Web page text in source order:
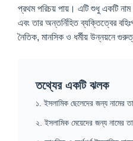
প্রথম পরিচয় পায়। এটি শুধু একটি নাম
এবং তার অন্তর্নিহিত ব্যক্তিত্বের
নৈতিক, মানসিক ও ধর্মীয় উন্নয়নে
তথ্যের একটি ঝলক
১. ইসলামিক ছেলেদের জন্য নামের
২. ইসলামিক মেয়েদের জন্য নামের